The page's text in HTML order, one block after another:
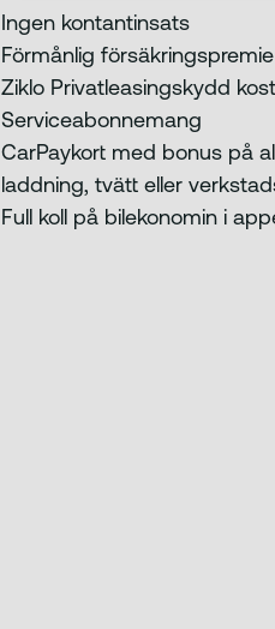
Ingen kontantinsats
Förmånlig försäkringspremie
Ziklo Privatleasingskydd
Serviceabonnemang
CarPaykort med bonus på
laddning, tvätt eller
Full koll på bilekonomin i